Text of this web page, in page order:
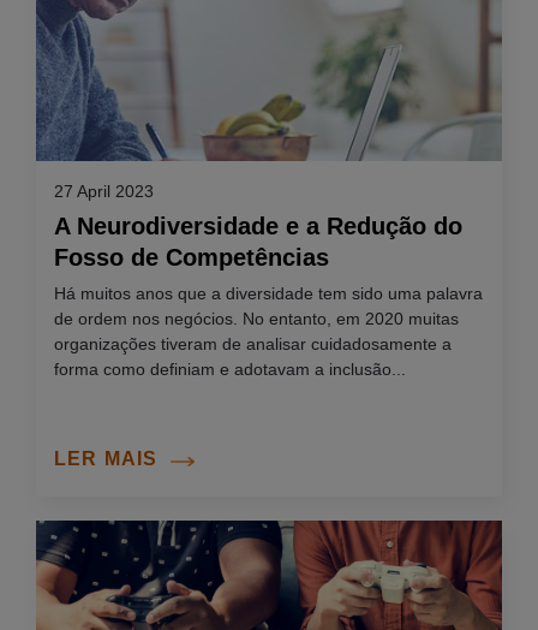
27 April 2023
A Neurodiversidade e a Redução do
Fosso de Competências
Há muitos anos que a diversidade tem sido uma palavra
de ordem nos negócios. No entanto, em 2020 muitas
organizações tiveram de analisar cuidadosamente a
forma como definiam e adotavam a inclusão...
LER MAIS